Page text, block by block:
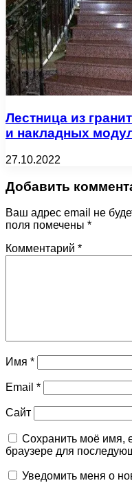
Лестница из
и накладных
27.10.2022
Добавить
Ваш адрес email не
поля помечены *
Комментарий *
Имя *
Email *
Сайт
Сохранить моё имя,
браузере для
Уведомить меня о